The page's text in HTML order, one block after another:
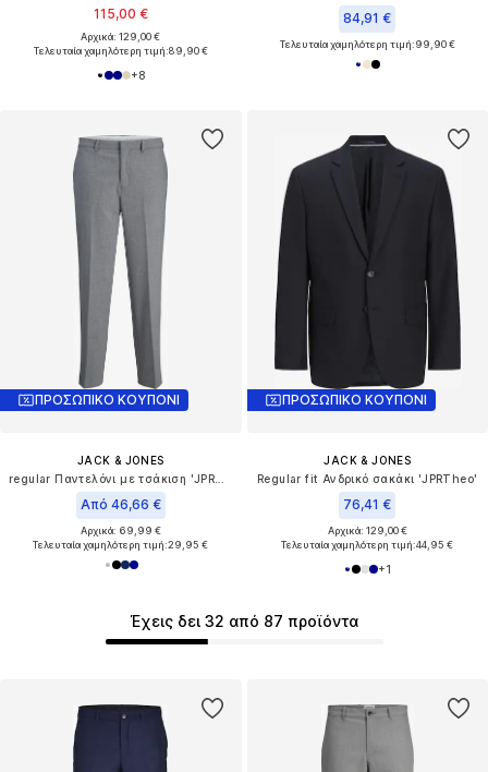
115,00 €
Αρχικά: 129,00 €
Τελευταία χαμηλότερη τιμή:89,90 €
+8
84,91 €
Τελευταία χαμηλότερη τιμή:99,90 €
ΠΡΟΣΩΠΙΚΟ ΚΟΥΠΟΝΙ
JACK & JONES
Από 46,66 €
Αρχικά: 69,99 €
Τελευταία χαμηλότερη τιμή:29,95 €
ΠΡΟΣΩΠΙΚΟ ΚΟΥΠΟΝΙ
JACK & JONES
Regular fit Ανδρικό σακάκι 'JPRTheo'
76,41 €
Αρχικά: 129,00 €
Τελευταία χαμηλότερη τιμή:44,95 €
+1
Έχεις δει 32 από 87 προϊόντα